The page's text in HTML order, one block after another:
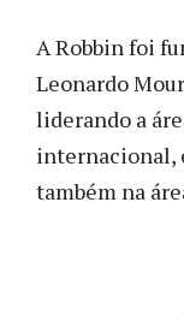
A Robbin foi
Leonardo
liderando a
internacional,
também na